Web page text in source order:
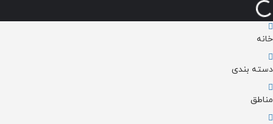
خانه
دسته بندی
مناطق